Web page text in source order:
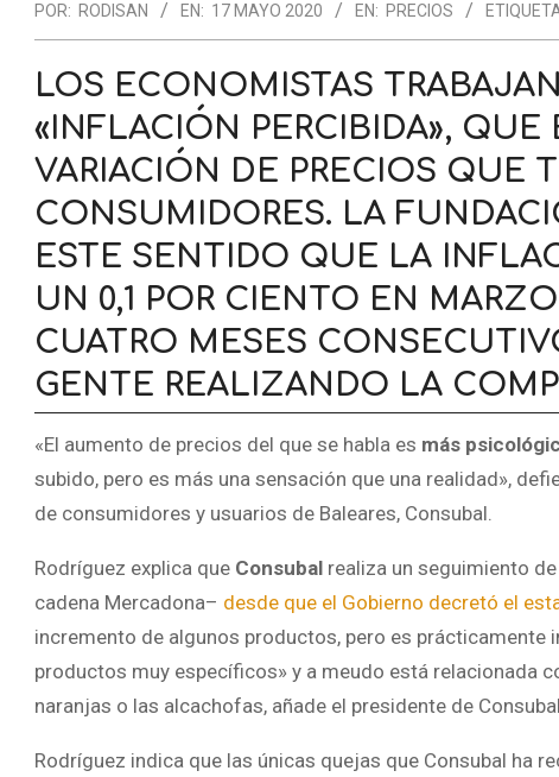
POR: RODISAN EN: 17 MAYO 2020 EN: PRECIOS
LOS ECONOMISTAS
«INFLACIÓN PERCIBIDA»,
VARIACIÓN DE PRECIOS QUE
CONSUMIDORES. LA
ESTE SENTIDO QUE LA
UN 0,1 POR CIENTO EN
CUATRO MESES
GENTE REALIZANDO LA
«El aumento de precios del que se habla es más
subido, pero es más una sensación que una realidad»,
de consumidores y usuarios de Baleares, Consubal.
Rodríguez explica que Consubal realiza un seguimiento
cadena Mercadona– desde que el Gobierno decretó el
incremento de algunos productos, pero es prácticamente
productos muy específicos» y a meudo está relacionada
naranjas o las alcachofas, añade el presidente de Consubal.
Rodríguez indica que las únicas quejas que Consubal ha